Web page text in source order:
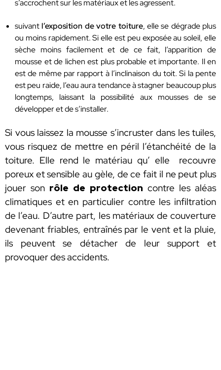
s’accrochent sur les matériaux et les agressent.
suivant l’exposition de votre toiture, elle se dégrade plus
ou moins rapidement. Si elle est peu exposée au soleil, elle
sèche moins facilement et de ce fait, l’apparition de
mousse et de lichen est plus probable et importante. Il en
est de même par rapport à l’inclinaison du toit. Si la pente
est peu raide, l’eau aura tendance à stagner beaucoup plus
longtemps, laissant la possibilité aux mousses de se
développer et de s’installer.
Si vous laissez la mousse s’incruster dans les tuiles,
vous risquez de mettre en péril l’étanchéité de la
toiture. Elle rend le matériau qu’ elle recouvre
poreux et sensible au gèle, de ce fait il ne peut plus
jouer son rôle de protection contre les aléas
climatiques et en particulier contre les infiltration
de l’eau. D’autre part, les matériaux de couverture
devenant friables, entraînés par le vent et la pluie,
ils peuvent se détacher de leur support et
provoquer des accidents.